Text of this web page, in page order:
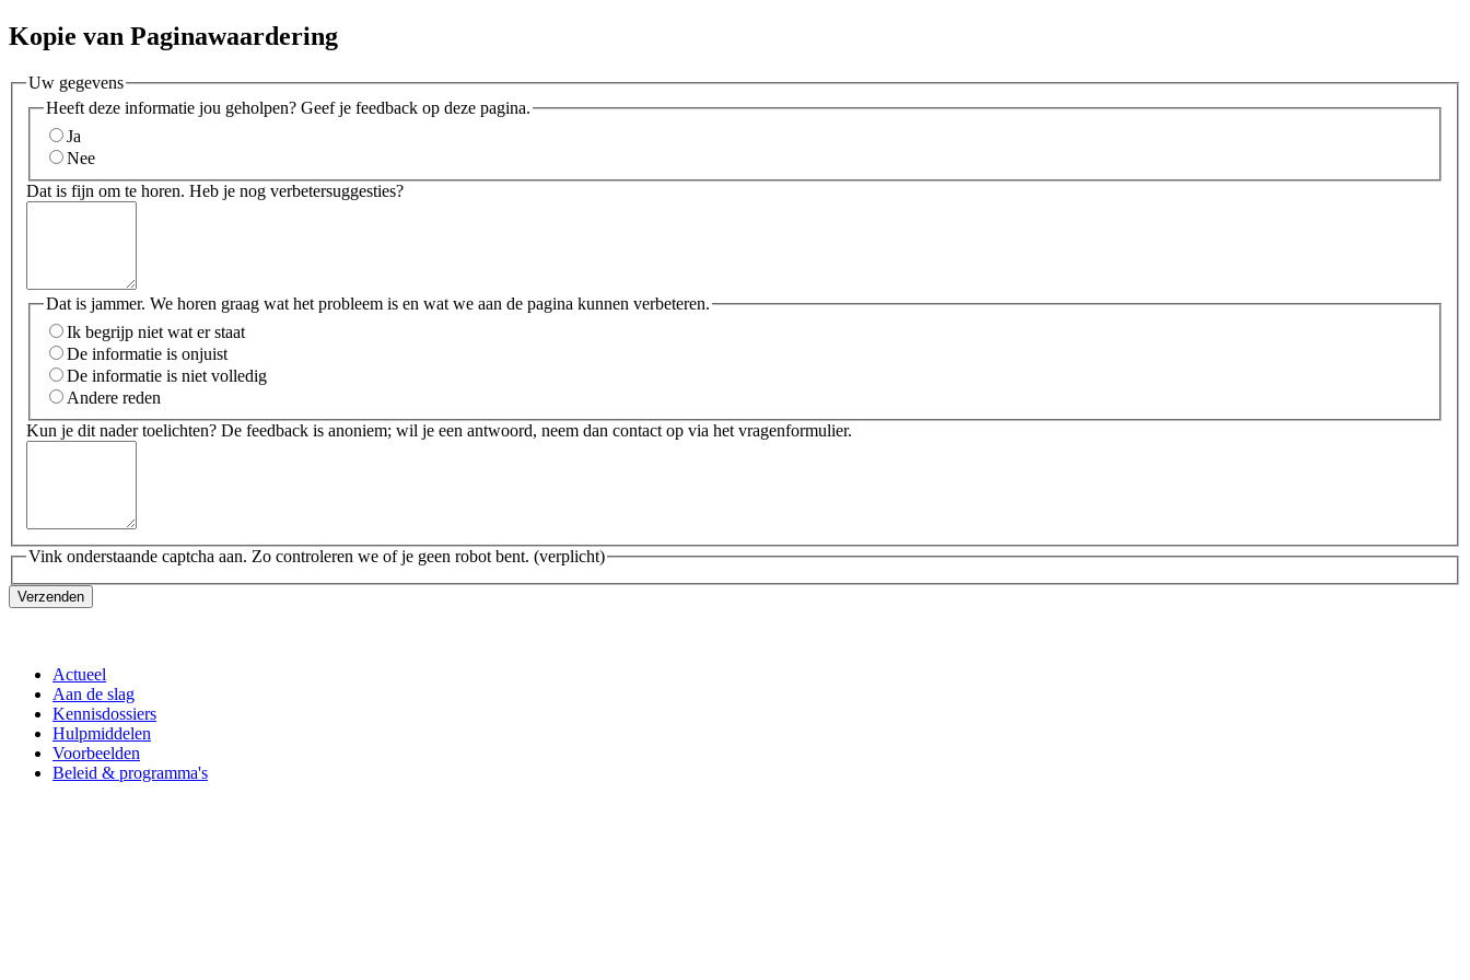
Kopie van Paginawaardering
Uw gegevens
Heeft deze informatie jou geholpen? Geef je feedback op deze pagina.
Ja
Nee
Dat is fijn om te horen. Heb je nog verbetersuggesties?
Dat is jammer. We horen graag wat het probleem is en wat we aan de pagina kunnen verbeteren.
Ik begrijp niet wat er staat
De informatie is onjuist
De informatie is niet volledig
Andere reden
Kun je dit nader toelichten? De feedback is anoniem; wil je een antwoord, neem dan contact op via het vragenformulier.
Vink onderstaande captcha aan. Zo controleren we of je geen robot bent. (verplicht)
Verzenden
Actueel
Aan de slag
Kennisdossiers
Hulpmiddelen
Voorbeelden
Beleid & programma's